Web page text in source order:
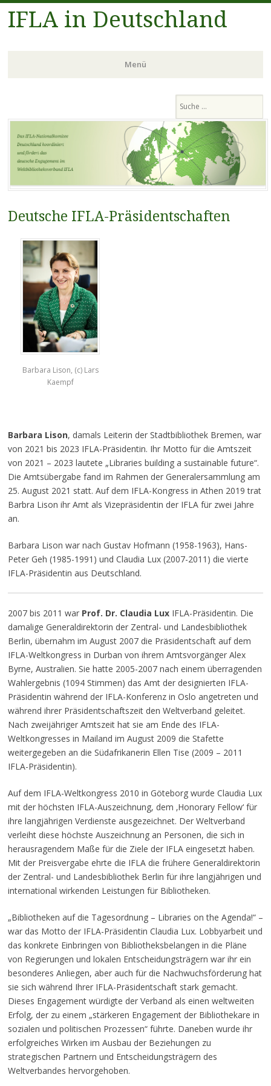
IFLA in Deutschland
Menü
springen
Deutsche IFLA-Präsidentschaften
Barbara Lison, (c) Lars
Kaempf
Barbara Lison, damals Leiterin der Stadtbibliothek Bremen, war
von 2021 bis 2023 IFLA-Präsidentin. Ihr Motto für die Amtszeit
von 2021 – 2023 lautete „Libraries building a sustainable future“.
Die Amtsübergabe fand im Rahmen der Generalersammlung am
25. August 2021 statt. Auf dem IFLA-Kongress in Athen 2019 trat
Barbra Lison ihr Amt als Vizepräsidentin der IFLA für zwei Jahre
an.
Barbara Lison war nach Gustav Hofmann (1958-1963), Hans-
Peter Geh (1985-1991) und Claudia Lux (2007-2011) die vierte
IFLA-Präsidentin aus Deutschland.
2007 bis 2011 war Prof. Dr. Claudia LuxIFLA-Präsidentin. Die
damalige Generaldirektorin der Zentral- und Landesbibliothek
Berlin, übernahm im August 2007 die Präsidentschaft auf dem
IFLA-Weltkongress in Durban von ihrem Amtsvorgänger Alex
Byrne, Australien. Sie hatte 2005-2007 nach einem überragenden
Wahlergebnis (1094 Stimmen) das Amt der designierten IFLA-
Präsidentin während der IFLA-Konferenz in Oslo angetreten und
während ihrer Präsidentschaftszeit den Weltverband geleitet.
Nach zweijähriger Amtszeit hat sie am Ende des IFLA-
Weltkongresses in Mailand im August 2009 die Stafette
weitergegeben an die Südafrikanerin Ellen Tise (2009 – 2011
IFLA-Präsidentin).
Auf dem IFLA-Weltkongress 2010 in Göteborg wurde Claudia Lux
mit der höchsten IFLA-Auszeichnung, dem ‚Honorary Fellow‘ für
ihre langjährigen Verdienste ausgezeichnet. Der Weltverband
verleiht diese höchste Auszeichnung an Personen, die sich in
herausragendem Maße für die Ziele der IFLA eingesetzt haben.
Mit der Preisvergabe ehrte die IFLA die frühere Generaldirektorin
der Zentral- und Landesbibliothek Berlin für ihre langjährigen und
international wirkenden Leistungen für Bibliotheken.
„Bibliotheken auf die Tagesordnung – Libraries on the Agenda!“ –
war das Motto der IFLA-Präsidentin Claudia Lux. Lobbyarbeit und
das konkrete Einbringen von Bibliotheksbelangen in die Pläne
von Regierungen und lokalen Entscheidungsträgern war ihr ein
besonderes Anliegen, aber auch für die Nachwuchsförderung hat
sie sich während Ihrer IFLA-Präsidentschaft stark gemacht.
Dieses Engagement würdigte der Verband als einen weltweiten
Erfolg, der zu einem „stärkeren Engagement der Bibliothekare in
sozialen und politischen Prozessen“ führte. Daneben wurde ihr
erfolgreiches Wirken im Ausbau der Beziehungen zu
strategischen Partnern und Entscheidungsträgern des
Weltverbandes hervorgehoben.